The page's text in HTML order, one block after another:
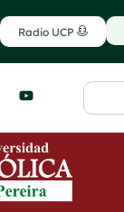
Radio UCP
Y
o
t
u
b
e
Search